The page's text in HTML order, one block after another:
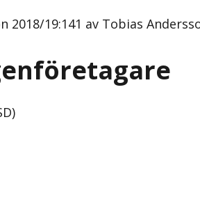
19:141 av Tobias